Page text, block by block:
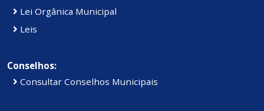
Lei Orgânica Municipal
Leis
Conselhos:
Consultar Conselhos Municipais